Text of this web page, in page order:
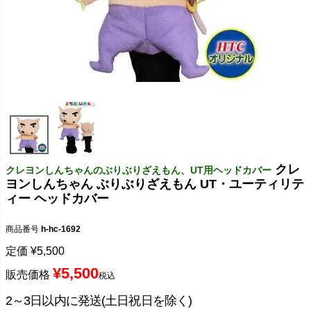
クレヨンしんちゃんのぶりぶりざえもん、UT用ヘッドカバー クレ
ヨンしんちゃん ぶりぶりざえもん UT・ユーティリテ
ィー ヘッドカバー
商品番号 h-hc-1692
定価 ¥5,500
販売価格 ¥5,500税込
2～3日以内に発送(土日祝日を除く)